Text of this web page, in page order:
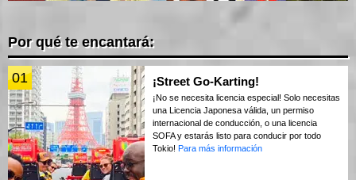
Por qué te encantará:
01 ¡Street Go-Karting!
¡No se necesita licencia especial! Solo necesitas
una Licencia Japonesa válida, un permiso
internacional de conducción, o una licencia
SOFA y estarás listo para conducir por todo
Tokio! Para más información